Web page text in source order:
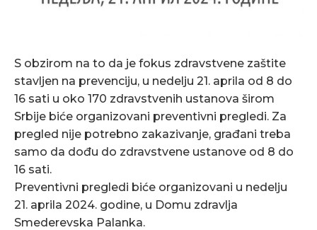
S obzirom na to da je fokus zdravstvene zaštite
stavljen na prevenciju, u nedelju 21. aprila od 8 do
16 sati u oko 170 zdravstvenih ustanova širom
Srbije biće organizovani preventivni pregledi. Za
pregled nije potrebno zakazivanje, građani treba
samo da dođu do zdravstvene ustanove od 8 do
16 sati.
Preventivni pregledi biće organizovani u nedelju
21. aprila 2024. godine, u Domu zdravlja
Smederevska Palanka.